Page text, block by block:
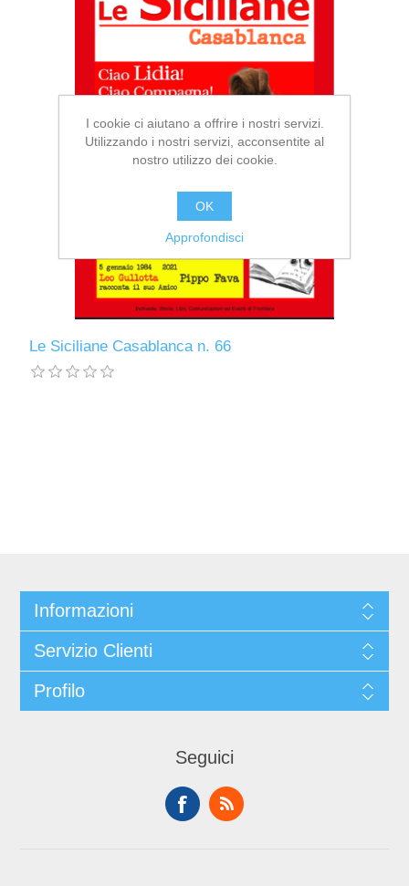
Le Siciliane Casablanca n. 66
Informazioni
Servizio Clienti
Profilo
Seguici
I cookie ci aiutano a offrire i nostri servizi.
Utilizzando i nostri servizi, acconsentite al
nostro utilizzo dei cookie.
OK
Approfondisci